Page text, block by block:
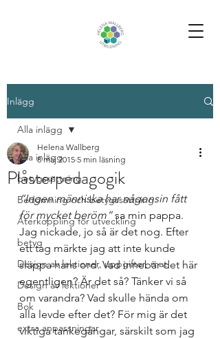
Inlägg
Alla inlägg
betygssättning
Bedömning och betygssättning
Återkoppling för utveckling
betyg
Design av lektioner, uppgifter, mat
Design av lektioner
Bok
extra anpassningar
Alla inlägg
Plåsterpedagogik
Helena Wallberg
8 maj 2015 5 min läsning
“Ingen människa har någonsin fått
för mycket beröm” sa min pappa.
Jag nickade, jo så är det nog. Efter
ett tag märkte jag att inte kunde
släppa hans ord. Vad innebär det här
egentligen? Är det så? Tänker vi så
om varandra? Vad skulle hända om
alla levde efter det? För mig är det
viktiga tankegångar, särskilt som jag